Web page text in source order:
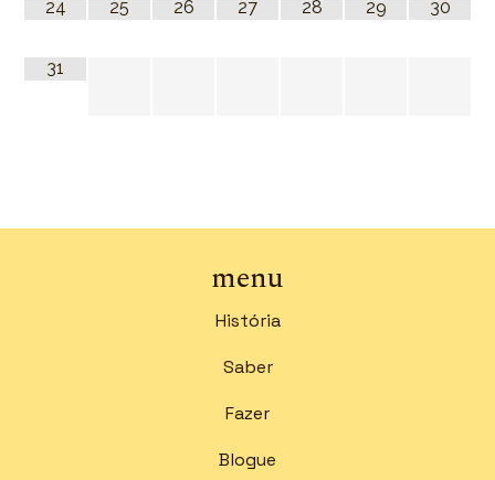
24 25 26 27 28 29 30
31
menu
História
Saber
Fazer
Blogue